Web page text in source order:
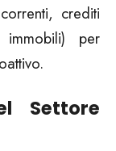
crediti
per
Settore